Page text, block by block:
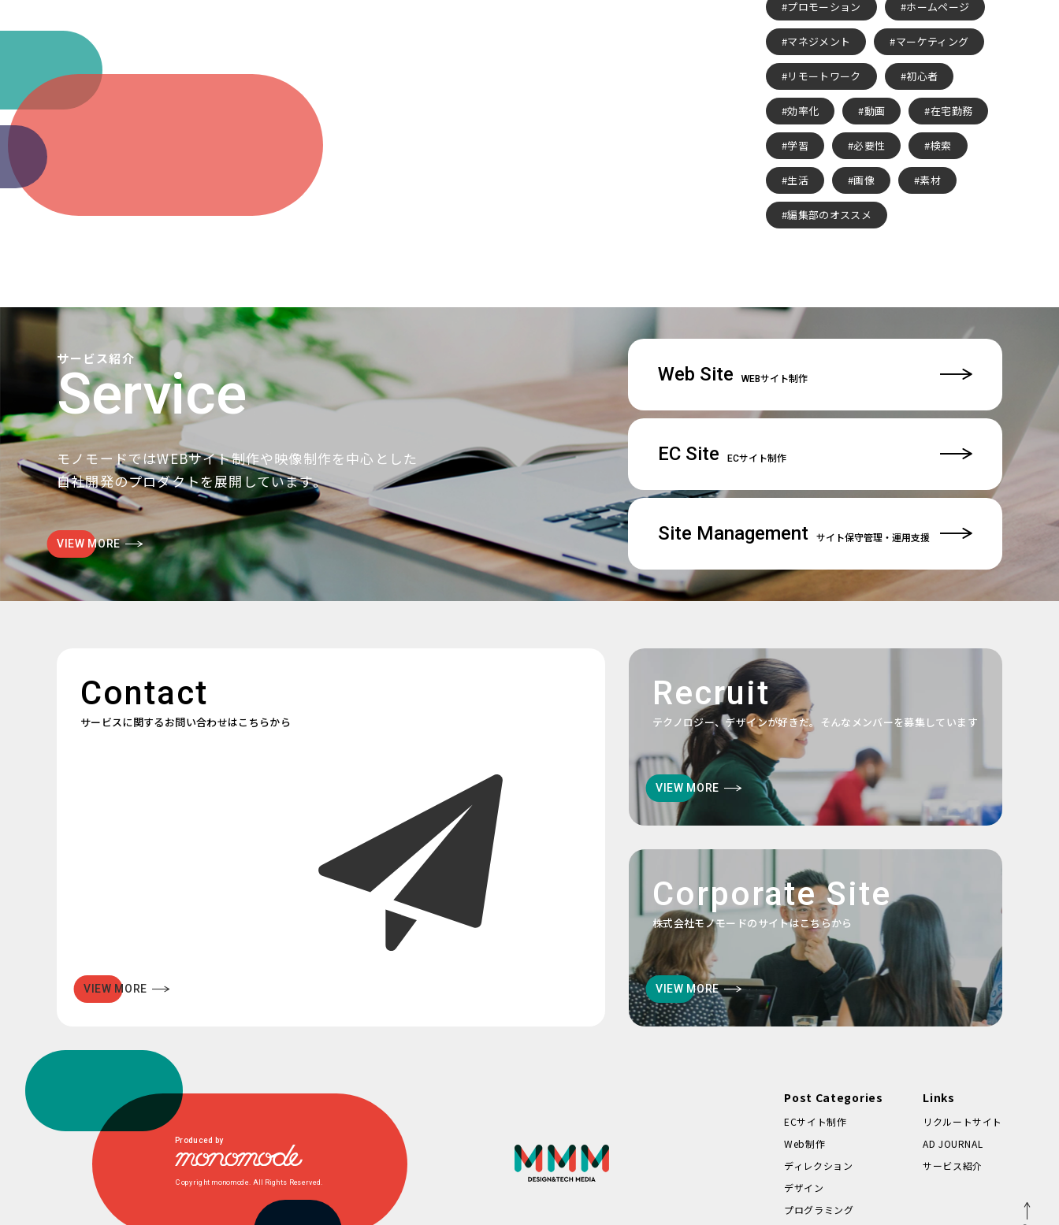
プロモーション ホームページ
マネジメント マーケティング
リモートワーク 初心者
効率化 動画 在宅勤務
学習 必要性 検索
生活 画像 素材
編集部のオススメ
サービス紹介
Service
モノモードではWEBサイト制作や映像制作を中心とした
自社開発のプロダクトを展開しています。
VIEW MORE
Web Site WEBサイト制作
EC Site ECサイト制作
Site Management サイト保守管理 ・運用支援
Contact
サービスに関するお問い合わせはこちらから
VIEW MORE
Recruit
テクノロジー、デザインが好きだ。そんなメンバーを募集しています
VIEW MORE
Corporate Site
株式会社モノモードのサイトはこちらから
VIEW MORE
Post Categories
ECサイト制作
Web制作
ディレクション
デザイン
プログラミング
Links
リクルートサイト
AD JOURNAL
サービス紹介
Produced by
Copyright monomode. All Rights Reserved.